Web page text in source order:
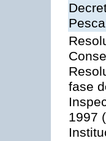
fase
1997